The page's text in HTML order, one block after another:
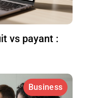
vs payant :
Business